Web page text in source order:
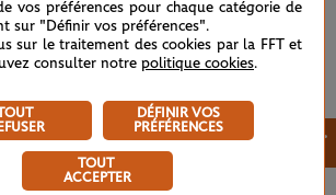
vos préférences pour chaque catégorie de
sur "Définir vos préférences".
sur le traitement des cookies par la FFT et
consulter notre politique cookies.
DÉFINIR VOS
PRÉFÉRENCES
TOUT
ACCEPTER